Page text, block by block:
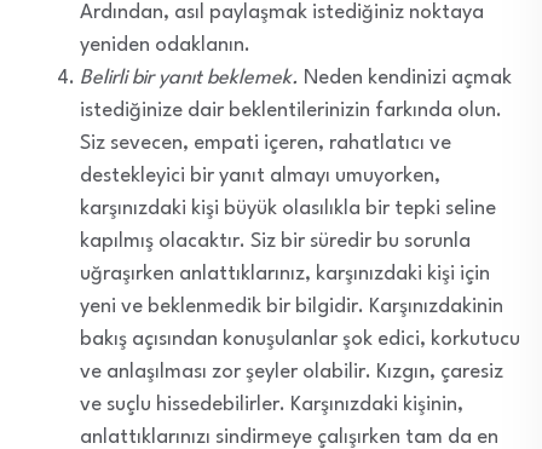
Ardından, asıl paylaşmak istediğiniz noktaya
yeniden odaklanın.
Belirli bir yanıt beklemek. Neden kendinizi açmak
istediğinize dair beklentilerinizin farkında olun.
Siz sevecen, empati içeren, rahatlatıcı ve
destekleyici bir yanıt almayı umuyorken,
karşınızdaki kişi büyük olasılıkla bir tepki seline
kapılmış olacaktır. Siz bir süredir bu sorunla
uğraşırken anlattıklarınız, karşınızdaki kişi için
yeni ve beklenmedik bir bilgidir. Karşınızdakinin
bakış açısından konuşulanlar şok edici, korkutucu
ve anlaşılması zor şeyler olabilir. Kızgın, çaresiz
ve suçlu hissedebilirler. Karşınızdaki kişinin,
anlattıklarınızı sindirmeye çalışırken tam da en